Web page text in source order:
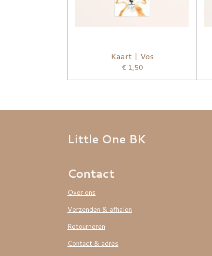
Kaart | Vos
€ 1,50
Little One BK
Contact
Over ons
Verzenden & afhalen
Retourneren
Contact & adres